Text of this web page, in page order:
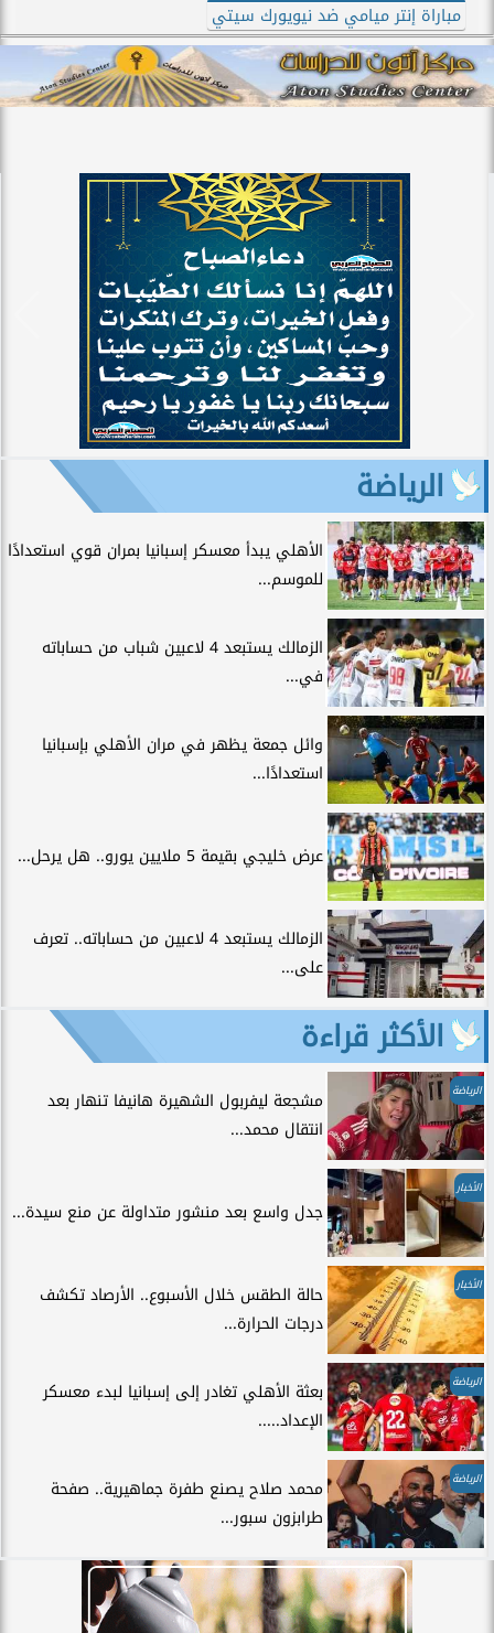
مباراة إنتر ميامي ضد نيويورك سيتي
الرياضة
الأهلي يبدأ معسكر إسبانيا بمران قوي استعدادًا
للموسم...
الزمالك يستبعد 4 لاعبين شباب من حساباته
في...
وائل جمعة يظهر في مران الأهلي بإسبانيا
استعدادًا...
عرض خليجي بقيمة 5 ملايين يورو.. هل يرحل...
الزمالك يستبعد 4 لاعبين من حساباته.. تعرف
على...
الأكثر قراءة
الرياضة
مشجعة ليفربول الشهيرة هانيفا تنهار بعد
انتقال محمد...
الأخبار
جدل واسع بعد منشور متداولة عن منع سيدة...
الأخبار
حالة الطقس خلال الأسبوع.. الأرصاد تكشف
درجات الحرارة...
الرياضة
بعثة الأهلي تغادر إلى إسبانيا لبدء معسكر
الإعداد.....
الرياضة
محمد صلاح يصنع طفرة جماهيرية.. صفحة
طرابزون سبور...